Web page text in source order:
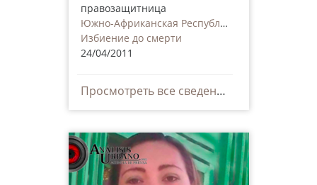
правозащитница
Южно-Африканская Республика
Избиение до смерти
24/04/2011
Просмотреть все сведения